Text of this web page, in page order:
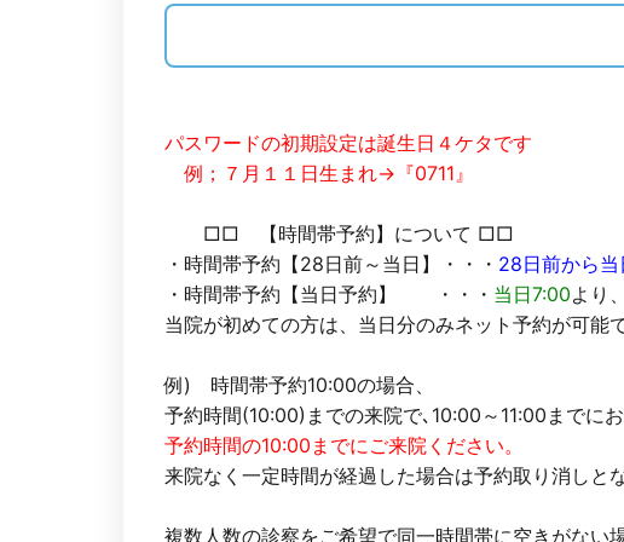
パスワードの初期設定は誕生日４ケタです
例；７月１１日生まれ→『0711』
□□ 【時間帯予約】について □□
・時間帯予約【28日前～当日】・・・ 28日前から当
・時間帯予約【当日予約】 ・・・ 当日7:00より
当院が初めての方は、当日分のみネット予約が可能
例) 時間帯予約10:00の場合、
予約時間(10:00)までの来院で､10:00～11:00までに
予約時間の10:00までにご来院ください。
来院なく一定時間が経過した場合は予約取り消しと
複数人数の診察をご希望で同一時間帯に空きがない